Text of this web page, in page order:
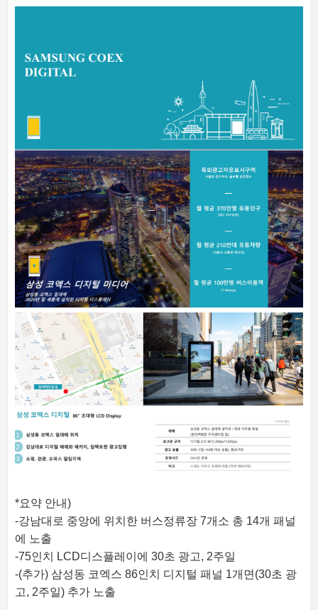
*요약 안내)
-강남대로 중앙에 위치한 버스정류장 7개소 총 14개 패널
에 노출
-75인치 LCD디스플레이에 30초 광고, 2주일
-(추가) 삼성동 코엑스 86인치 디지털 패널 1개면(30초 광
고, 2주일) 추가 노출